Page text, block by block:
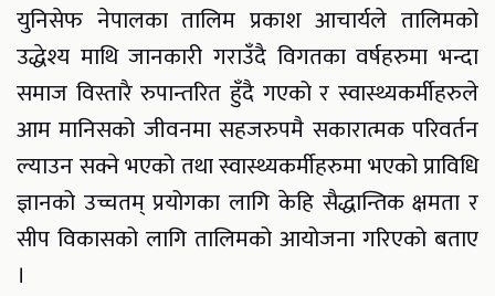
युनिसेफ नेपालका तालिम प्रकाश आचार्यले तालिमको
उद्धेश्य माथि जानकारी गराउँदै विगतका वर्षहरुमा भन्दा
समाज विस्तारै रुपान्तरित हुँदै गएको र स्वास्थ्यकर्मीहरुले
आम मानिसको जीवनमा सहजरुपमै सकारात्मक परिवर्तन
ल्याउन सक्ने भएको तथा स्वास्थ्यकर्मीहरुमा भएको प्राविधि
ज्ञानको उच्चतम् प्रयोगका लागि केहि सैद्धान्तिक क्षमता र
सीप विकासको लागि तालिमको आयोजना गरिएको बताए
।